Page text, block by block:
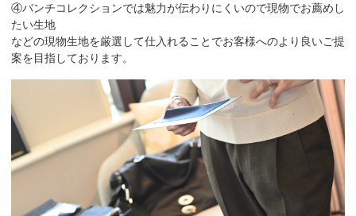
④バンチコレクションでは魅力が伝わりにくいので現物でお薦めし
たい生地
などの現物生地を厳選して仕入れることでお客様へのより良いご提
案を目指しております。